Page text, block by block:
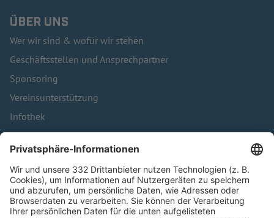
ÜBER UNS
Wer wir sind & wofür wir stehen
Geschäftsstellen und Ansprechpartner
Sponsoring
Vereinsunterstützung
Infothek
Kontakt
HÄUFIG BESUCHTE SEITEN
Pässe und Vereinswechsel
Trainerausbildung